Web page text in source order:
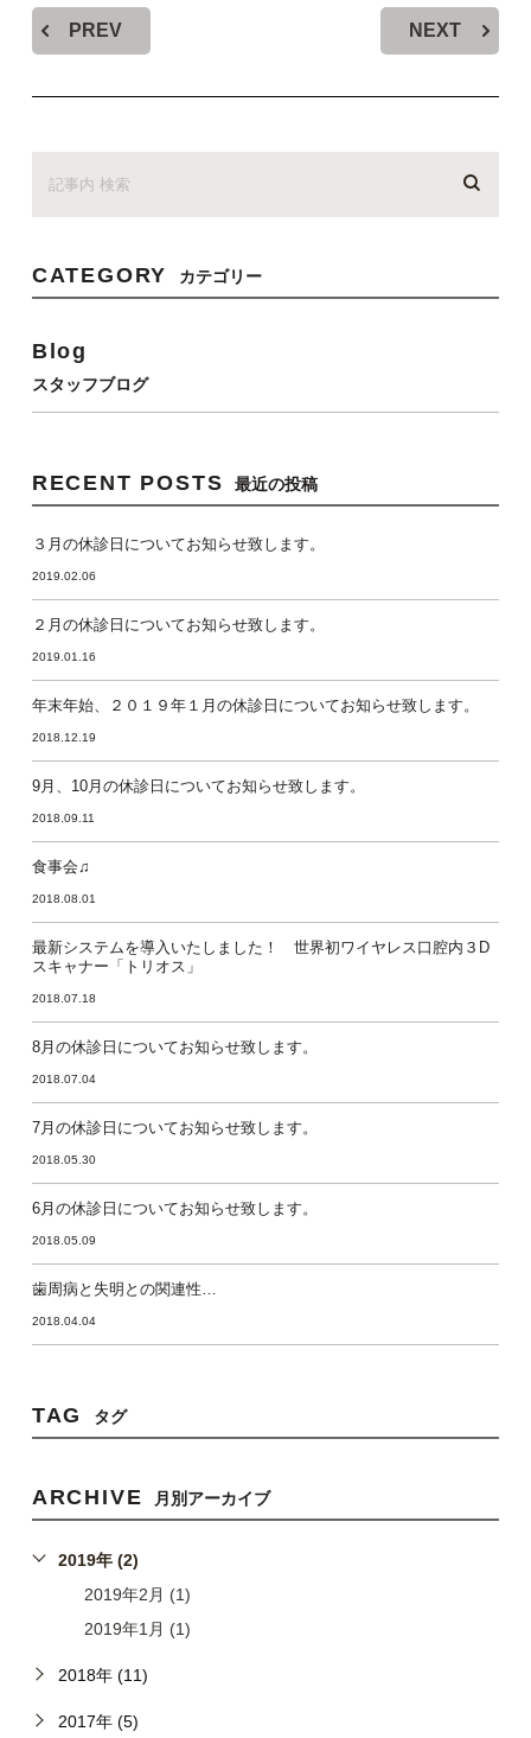
PREV NEXT
CATEGORY カテゴリー
Blog
スタッフブログ
RECENT POSTS 最近の投稿
３月の休診日についてお知らせ致します。
2019.02.06
２月の休診日についてお知らせ致します。
2019.01.16
年末年始、２０１９年１月の休診日についてお知らせ致します。
2018.12.19
9月、10月の休診日についてお知らせ致します。
2018.09.11
食事会♫
2018.08.01
最新システムを導入いたしました！ 世界初ワイヤレス口腔内３D
スキャナー「トリオス」
2018.07.18
8月の休診日についてお知らせ致します。
2018.07.04
7月の休診日についてお知らせ致します。
2018.05.30
6月の休診日についてお知らせ致します。
2018.05.09
歯周病と失明との関連性…
2018.04.04
TAG タグ
ARCHIVE 月別アーカイブ
2019年 (2)
2019年2月 (1)
2019年1月 (1)
2018年 (11)
2017年 (5)